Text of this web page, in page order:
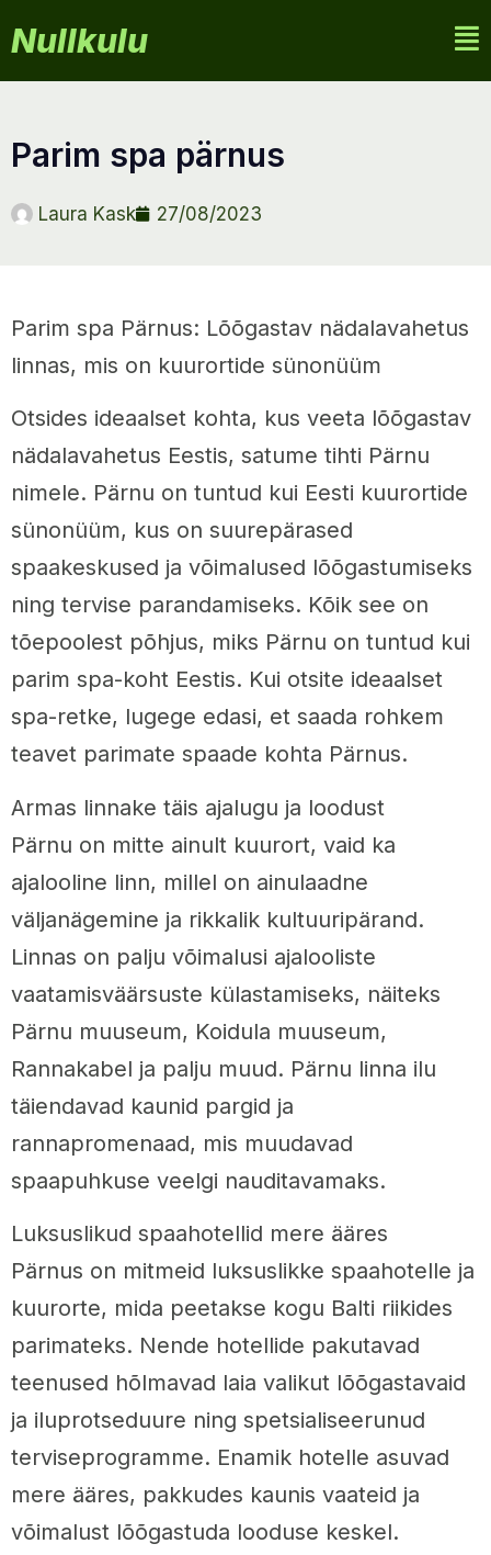
Nullkulu
parim spa pärnus
Laura Kask 27/08/2023
Parim spa Pärnus: Lõõgastav nädalavahetus
linnas, mis on kuurortide sünonüüm
Otsides ideaalset kohta, kus veeta lõõgastav
nädalavahetus Eestis, satume tihti Pärnu
nimele. Pärnu on tuntud kui Eesti kuurortide
sünonüüm, kus on suurepärased
spaakeskused ja võimalused lõõgastumiseks
ning tervise parandamiseks. Kõik see on
tõepoolest põhjus, miks Pärnu on tuntud kui
parim spa-koht Eestis. Kui otsite ideaalset
spa-retke, lugege edasi, et saada rohkem
teavet parimate spaade kohta Pärnus.
Armas linnake täis ajalugu ja loodust
Pärnu on mitte ainult kuurort, vaid ka
ajalooline linn, millel on ainulaadne
väljanägemine ja rikkalik kultuuripärand.
Linnas on palju võimalusi ajalooliste
vaatamisväärsuste külastamiseks, näiteks
Pärnu muuseum, Koidula muuseum,
Rannakabel ja palju muud. Pärnu linna ilu
täiendavad kaunid pargid ja
rannapromenaad, mis muudavad
spaapuhkuse veelgi nauditavamaks.
Luksuslikud spaahotellid mere ääres
Pärnus on mitmeid luksuslikke spaahotelle ja
kuurorte, mida peetakse kogu Balti riikides
parimateks. Nende hotellide pakutavad
teenused hõlmavad laia valikut lõõgastavaid
ja iluprotseduure ning spetsialiseerunud
terviseprogramme. Enamik hotelle asuvad
mere ääres, pakkudes kaunis vaateid ja
võimalust lõõgastuda looduse keskel.